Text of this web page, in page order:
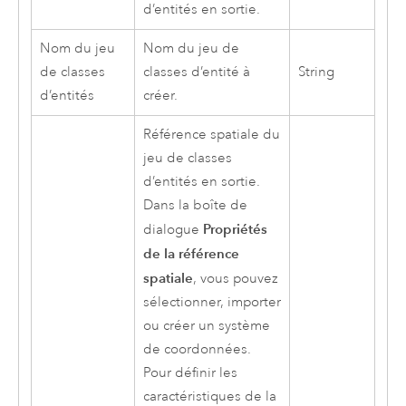
d’entités en sortie.
Nom du jeu
de classes
d’entités
Nom du jeu de
classes d’entité à
créer.
String
Référence spatiale du
jeu de classes
d’entités en sortie.
Dans la boîte de
dialogue Propriétés
de la référence
spatiale, vous pouvez
sélectionner, importer
ou créer un système
de coordonnées.
Pour définir les
caractéristiques de la